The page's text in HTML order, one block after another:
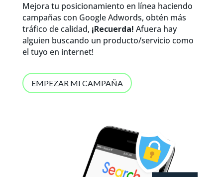
Mejora tu posicionamiento en línea haciendo
campañas con Google Adwords, obtén más
tráfico de calidad, ¡Recuerda! Afuera hay
alguien buscando un producto/servicio como
el tuyo en internet!
EMPEZAR MI CAMPAÑA